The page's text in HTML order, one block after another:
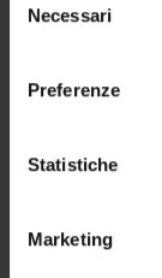
modificare o
momento
delNecessari
Preferenze
Statistiche
Marketing